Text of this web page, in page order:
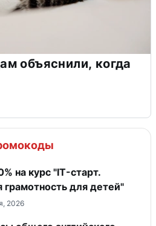
объяснили, когда
на курс "IT-старт.
для детей"
2026